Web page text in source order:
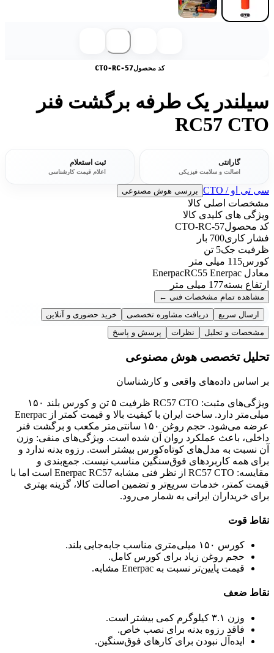
کد محصولCTO-RC-57
سیلندر یک طرفه برگشت فنر
RC57 CTO
گارانتی
اصالت و سلامت فیزیکی
ثبت استعلام
اعلام قیمت کارشناسی
سی تی او / CTO بررسی هوش مصنوعی
مشخصات اصلی کالا
ویژگی های کلیدی کالا
کد محصولCTO-RC-57
فشار کاری700 بار
ظرفیت جک5 تن
کورس115 میلی متر
معادل Enerpac RC55 Enerpac
ارتفاع بسته177 میلی متر
مشاهده تمام مشخصات فنی ←
ارسال سریع
دریافت مشاوره تخصصی
خرید حضوری و آنلاین
مشخصات و تحلیل
نظرات پرسش و پاسخ
تحلیل تخصصی هوش مصنوعی
بر اساس داده‌های واقعی و کارشناسان
ویژگی‌های مثبت: RC57 CTO ظرفیت ۵ تن و کورس بلند ۱۵۰
میلی‌متر دارد. ساخت ایران با کیفیت بالا و قیمت کمتر از Enerpac
عرضه می‌شود. حجم روغن ۱۵۰ سانتی‌متر مکعب و برگشت فنر
داخلی، باعث عملکرد روان آن شده است. ویژگی‌های منفی: وزن
آن نسبت به مدل‌های کوتاه‌کورس بیشتر است. رزوه بدنه ندارد و
برای همه کاربردهای فوق‌سنگین مناسب نیست. جمع‌بندی و
مقایسه: RC57 CTO از نظر فنی مشابه Enerpac RC57 است اما با
قیمت کمتر، خدمات سریع‌تر و تضمین اصالت کالا، گزینه بهتری
برای خریداران ایرانی به شمار می‌رود.
نقاط قوت
کورس ۱۵۰ میلی‌متری مناسب جابه‌جایی بلند.
حجم روغن زیاد برای کورس کامل.
قیمت پایین‌تر نسبت به Enerpac مشابه.
نقاط ضعف
وزن ۳.۱ کیلوگرم کمی بیشتر است.
فاقد رزوه بدنه برای نصب خاص.
ایده‌آل نبودن برای کارهای فوق‌سنگین.